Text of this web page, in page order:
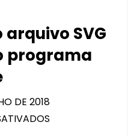
SVG
programa
DE 2018